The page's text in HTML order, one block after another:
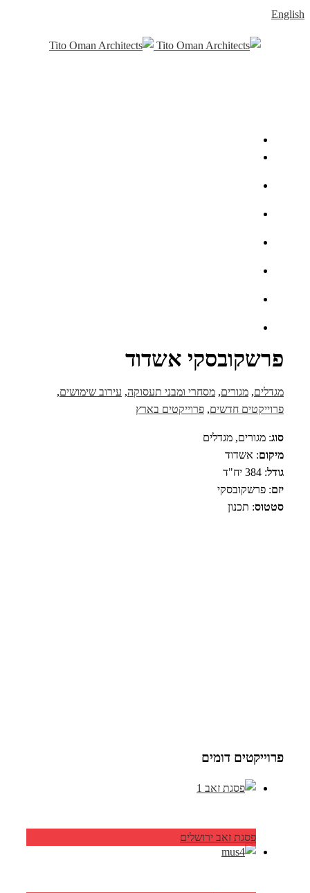
English
פרשקובסקי אשדוד
מגדלים, מגורים, מסחרי ומבני תעסוקה, עירוב שימושים,
פרוייקטים חדשים, פרוייקטים בארץ
סוג: מגורים, מגדלים
מיקום: אשדוד
גודל: 384 יח"ד
יזם: פרשקובסקי
סטטוס: תכנון
פרוייקטים דומים
פסגת זאב ירושלים